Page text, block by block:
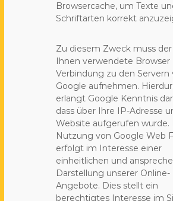
Browsercache, um Texte
Schriftarten korrekt
Zu diesem Zweck muss
Ihnen verwendete Browser
Verbindung zu den Servern
Google aufnehmen.
erlangt Google Kenntnis
dass über Ihre IP-Adresse
Website aufgerufen wurde.
Nutzung von Google Web
erfolgt im Interesse einer
einheitlichen und
Darstellung unserer Online-
Angebote. Dies stellt ein
berechtigtes Interesse im